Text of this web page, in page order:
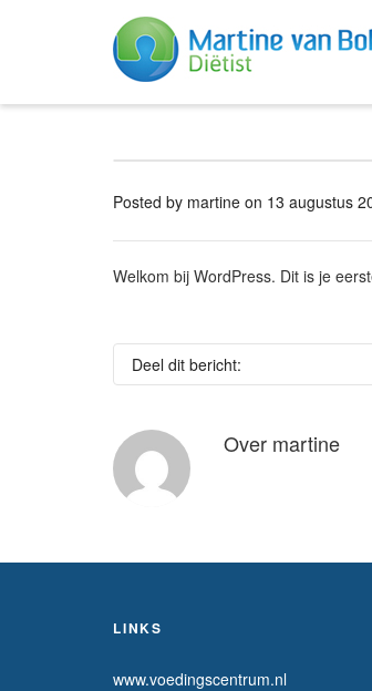
Posted by martine on 13 augustus
Welkom bij WordPress. Dit is je
Deel dit bericht:
Over martine
LINKS
www.voedingscentrum.nl